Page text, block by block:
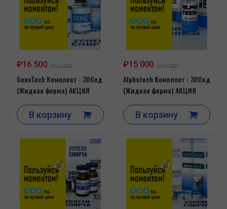
₽16 500 ₽22 500
GenoTech Комплект - 300ед
(Жидкая форма) АКЦИЯ
В корзину
₽15 000 ₽18 000
Alphatech Комплект - 300ед
(Жидкая форма) АКЦИЯ
В корзину